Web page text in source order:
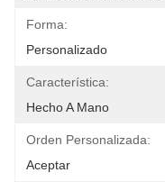
Forma:
Personalizado
Característica:
Hecho A Mano
Orden Personalizada:
Aceptar